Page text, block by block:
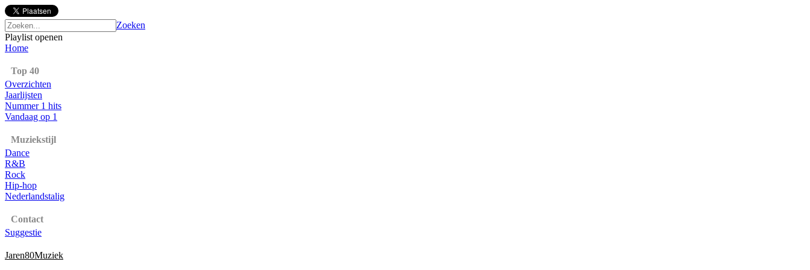
Zoeken
Playlist openen
Home
Top 40
Overzichten
Jaarlijsten
Nummer 1 hits
Vandaag op 1
Muziekstijl
Dance
R&B
Rock
Hip-hop
Nederlandstalig
Contact
Suggestie
Jaren80Muziek